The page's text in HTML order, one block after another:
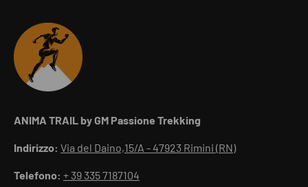
ANIMA TRAIL by GM Passione Trekking
Indirizzo: Via del Daino,15/A - 47923 Rimini (RN)
Telefono: + 39 335 7187104